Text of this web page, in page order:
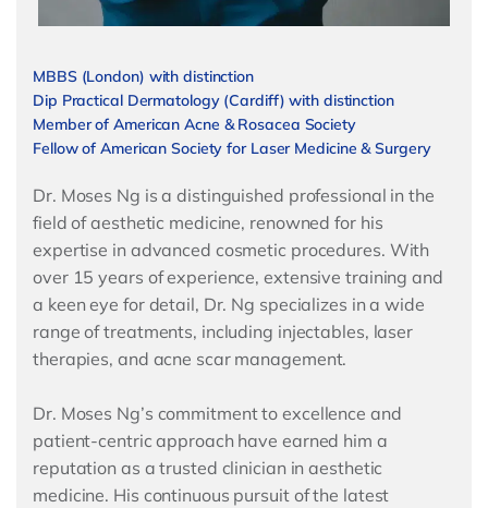
MBBS (London) with distinction
Dip Practical Dermatology (Cardiff) with distinction
Member of American Acne & Rosacea Society
Fellow of American Society for Laser Medicine & Surgery
Dr. Moses Ng is a distinguished professional in the
field of aesthetic medicine, renowned for his
expertise in advanced cosmetic procedures. With
over 15 years of experience, extensive training and
a keen eye for detail, Dr. Ng specializes in a wide
range of treatments, including injectables, laser
therapies, and acne scar management.
Dr. Moses Ng’s commitment to excellence and
patient-centric approach have earned him a
reputation as a trusted clinician in aesthetic
medicine. His continuous pursuit of the latest